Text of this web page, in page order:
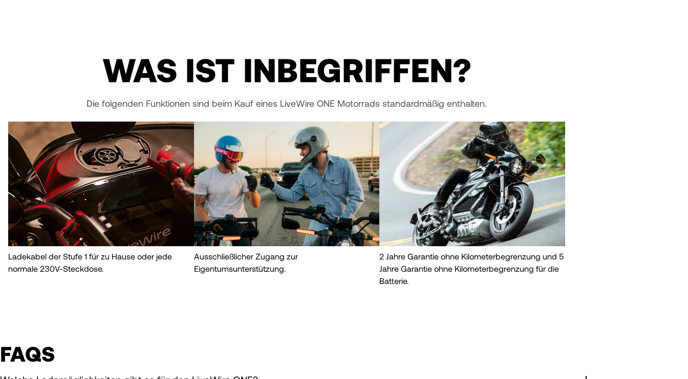
WAS IST INBEGRIFFEN?
Die folgenden Funktionen sind beim Kauf eines LiveWire ONE Motorrads standardmäßig enthalten.
Ladekabel der Stufe 1 für zu Hause oder jede
normale 230V-Steckdose.
Ausschließlicher Zugang zur
Eigentumsunterstützung.
2 Jahre Garantie ohne Kilometerbegrenzung und 5
Jahre Garantie ohne Kilometerbegrenzung für die
Batterie.
FAQS